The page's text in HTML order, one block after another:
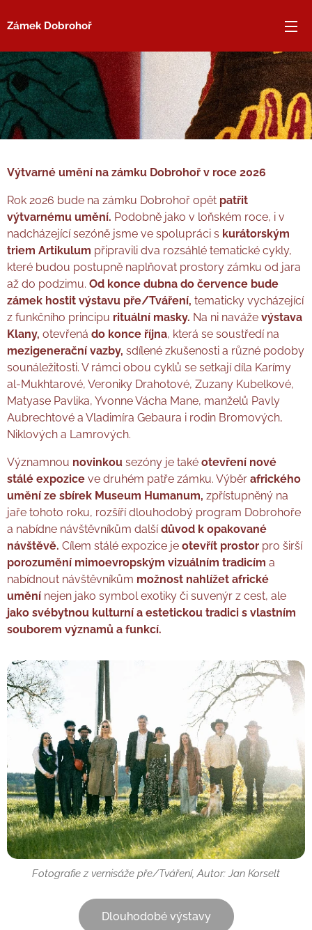
Zámek Dobrohoř
Výtvarné umění na zámku Dobrohoř v roce 2026
Rok 2026 bude na zámku Dobrohoř opět patřit
výtvarnému umění. Podobně jako v loňském roce, i v
nadcházející sezóně jsme ve spolupráci s kurátorským
triem Artikulum připravili dva rozsáhlé tematické cykly,
které budou postupně naplňovat prostory zámku od jara
až do podzimu. Od konce dubna do července bude
zámek hostit výstavu pře/Tváření, tematicky vycházející
z funkčního principu rituální masky. Na ni naváže výstava
Klany, otevřená do konce října, která se soustředí na
mezigenerační vazby, sdílené zkušenosti a různé podoby
sounáležitosti. V rámci obou cyklů se setkají díla Karímy
al-Mukhtarové, Veroniky Drahotové, Zuzany Kubelkové,
Matyase Pavlika, Yvonne Vácha Mane, manželů Pavly
Aubrechtové a Vladimíra Gebaura i rodin Bromových,
Niklových a Lamrových.
Významnou novinkou sezóny je také otevření nové
stálé expozice ve druhém patře zámku. Výběr afrického
umění ze sbírek Museum Humanum, zpřístupněný na
jaře tohoto roku, rozšíří dlouhodobý program Dobrohoře
a nabídne návštěvníkům dalšídůvod k opakované
návštěvě. Cílem stálé expozice je otevřít prostor pro širší
porozumění mimoevropským vizuálním tradicím a
nabídnout návštěvníkům možnost nahlížet africké
umění nejen jako symbol exotiky či suvenýr z cest, ale
jako svébytnou kulturní a estetickou tradici s vlastním
souborem významů a funkcí.
Fotografie z vernisáže pře/Tváření, Autor: Jan Korselt
Dlouhodobé výstavy